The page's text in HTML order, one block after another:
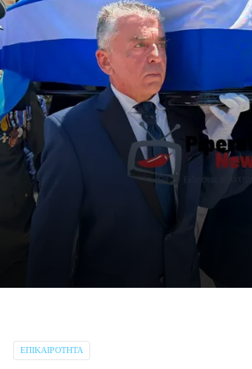
ΕΠΙΚΑΙΡΌΤΗΤΑ